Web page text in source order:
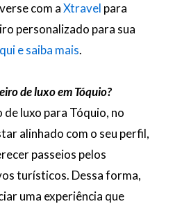
com aXtravel para
personalizado para sua
e saiba mais.
de luxo em Tóquio?
luxo para Tóquio, no
alinhado com o seu perfil,
passeios pelos
turísticos. Dessa forma,
uma experiência que